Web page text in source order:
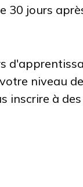
30 jours
niveau
inscrire à